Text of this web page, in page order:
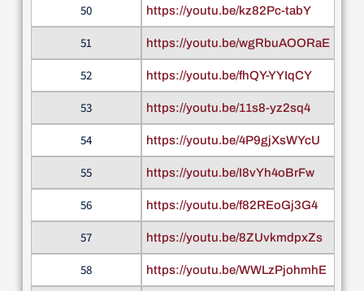
50 https://youtu.be/kz82Pc-tabY
51 https://youtu.be/wgRbuAOORaE
52 https://youtu.be/fhQY-YYIqCY
53 https://youtu.be/11s8-yz2sq4
54 https://youtu.be/4P9gjXsWYcU
55 https://youtu.be/I8vYh4oBrFw
56 https://youtu.be/f82REoGj3G4
57 https://youtu.be/8ZUvkmdpxZs
58 https://youtu.be/WWLzPjohmhE